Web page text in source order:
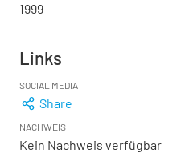
1999
Links
SOCIAL MEDIA
Share
NACHWEIS
Kein Nachweis verfügbar